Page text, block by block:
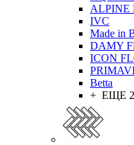
ALPINE
IVC
Made in
DAMY
ICON
Betta
+ ЕЩЕ 2